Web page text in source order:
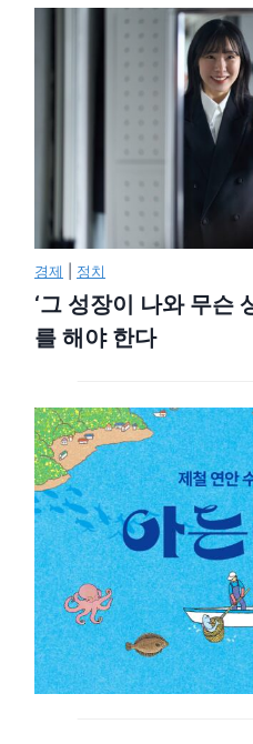
경제 정치
‘그 성장이 나와 무슨
를 해야 한다